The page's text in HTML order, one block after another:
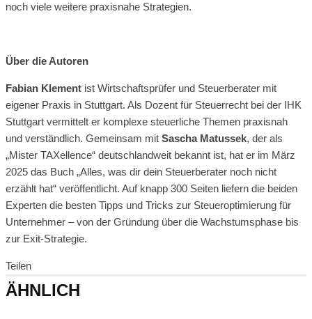
noch viele weitere praxisnahe Strategien.
Über die Autoren
Fabian Klement ist Wirtschaftsprüfer und Steuerberater mit
eigener Praxis in Stuttgart. Als Dozent für Steuerrecht bei der IHK
Stuttgart vermittelt er komplexe steuerliche Themen praxisnah
und verständlich. Gemeinsam mit Sascha Matussek, der als
„Mister TAXellence“ deutschlandweit bekannt ist, hat er im März
2025 das Buch „Alles, was dir dein Steuerberater noch nicht
erzählt hat“ veröffentlicht. Auf knapp 300 Seiten liefern die beiden
Experten die besten Tipps und Tricks zur Steueroptimierung für
Unternehmer – von der Gründung über die Wachstumsphase bis
zur Exit-Strategie.
Teilen
ÄHNLICH